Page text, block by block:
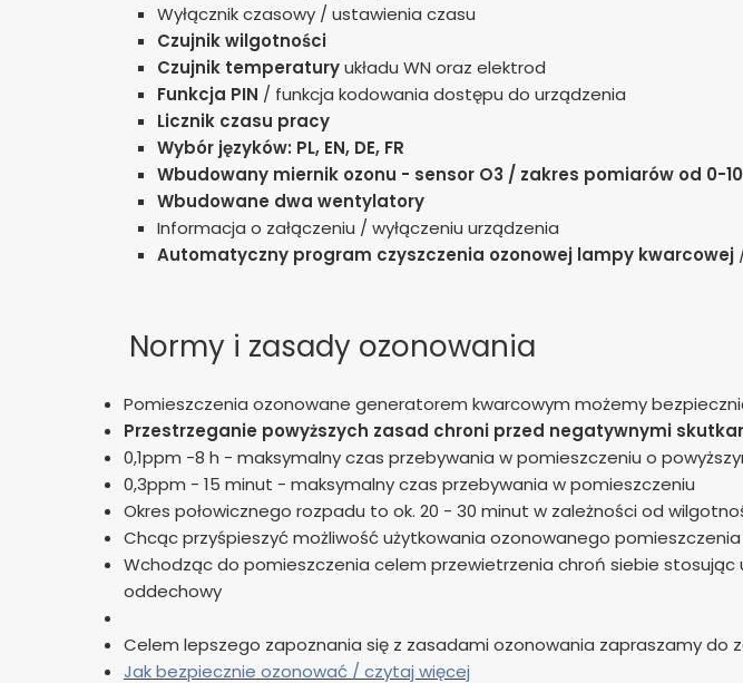
Wyłącznik czasowy / ustawienia czasu
Czujnik wilgotności
Czujnik temperaturyukładu WN oraz elektrod
Funkcja PIN / funkcja kodowania dostępu do urządzenia
Licznik czasu pracy
Wybór języków: PL, EN, DE, FR
Wbudowany miernik ozonu - sensor O3 / zakres pomiarów od 0-
Wbudowane dwa wentylatory
Informacja o załączeniu / wyłączeniu urządzenia
Automatyczny program czyszczenia ozonowej lampy kwarcowej
Normy i zasady ozonowania
Pomieszczenia ozonowane generatorem kwarcowym możemy
Przestrzeganie powyższych zasad chroni przed negatywnymi
0,1ppm -8 h - maksymalny czas przebywania w pomieszczeniu o
0,3ppm - 15 minut - maksymalny czas przebywania w pomieszczeniu
Okres połowicznego rozpadu to ok. 20 - 30 minut w zależności od
Chcąc przyśpieszyć możliwość użytkowania ozonowanego
Wchodząc do pomieszczenia celem przewietrzenia chroń siebie
oddechowy
Celem lepszego zapoznania się z zasadami ozonowania zapraszamy do
Jak bezpiecznie ozonować / czytaj więcej